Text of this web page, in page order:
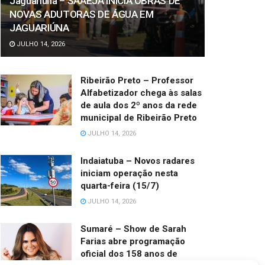
NOVAS ADUTORAS DE ÁGUA EM
JAGUARIÚNA
JULHO 14, 2026
Ribeirão Preto – Professor
Alfabetizador chega às salas
de aula dos 2º anos da rede
municipal de Ribeirão Preto
JULHO 14, 2026
Indaiatuba – Novos radares
iniciam operação nesta
quarta-feira (15/7)
JULHO 14, 2026
Sumaré – Show de Sarah
Farias abre programação
oficial dos 158 anos de